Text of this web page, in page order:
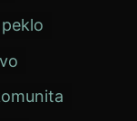
peklo